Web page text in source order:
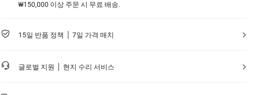
₩150,000 이상 주문 시 무료 배송.
15일 반품 정책 7일 가격 매치
글로벌 지원 현지 수리 서비스